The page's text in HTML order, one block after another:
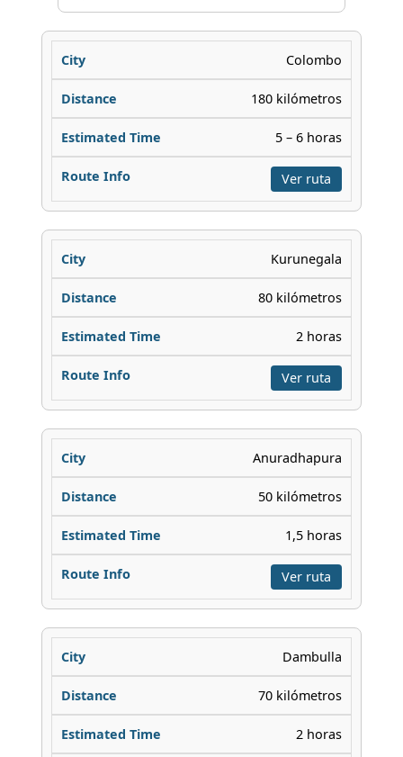
Colombo
180 kilómetros
5 – 6 horas
Ver ruta
Kurunegala
80 kilómetros
2 horas
Ver ruta
Anuradhapura
50 kilómetros
1,5 horas
Ver ruta
Dambulla
70 kilómetros
2 horas